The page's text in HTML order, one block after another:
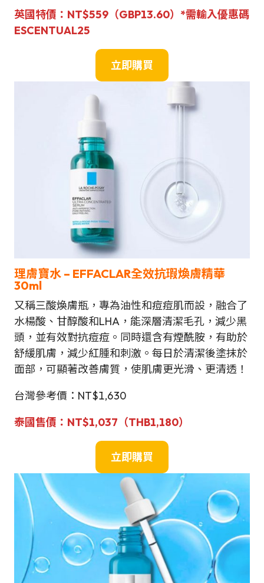
英國特價：NT$559（GBP13.60） *需輸入優惠碼
ESCENTUAL25
立即購買
理膚寶水 – EFFACLAR全效抗瑕煥膚精華
30ml
又稱三酸煥膚瓶，專為油性和痘痘肌而設，融合了
水楊酸、甘醇酸和LHA，能深層清潔毛孔，減少黑
頭，並有效對抗痘痘。同時還含有煙酰胺，有助於
舒緩肌膚，減少紅腫和刺激。每日於清潔後塗抹於
面部，可顯著改善膚質，使肌膚更光滑、更清透！
台灣參考價：NT$1,630
泰國售價： NT$1,037 （THB1,180）
立即購買